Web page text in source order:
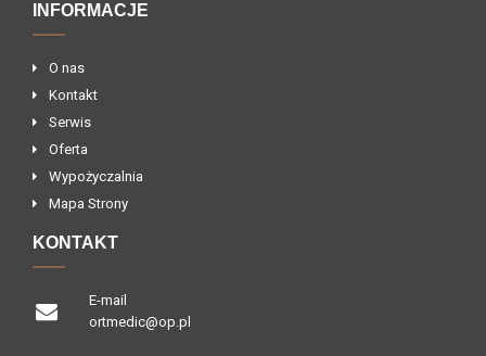
INFORMACJE
O nas
Kontakt
Serwis
Oferta
Wypożyczalnia
Mapa Strony
KONTAKT
E-mail
ortmedic@op.pl